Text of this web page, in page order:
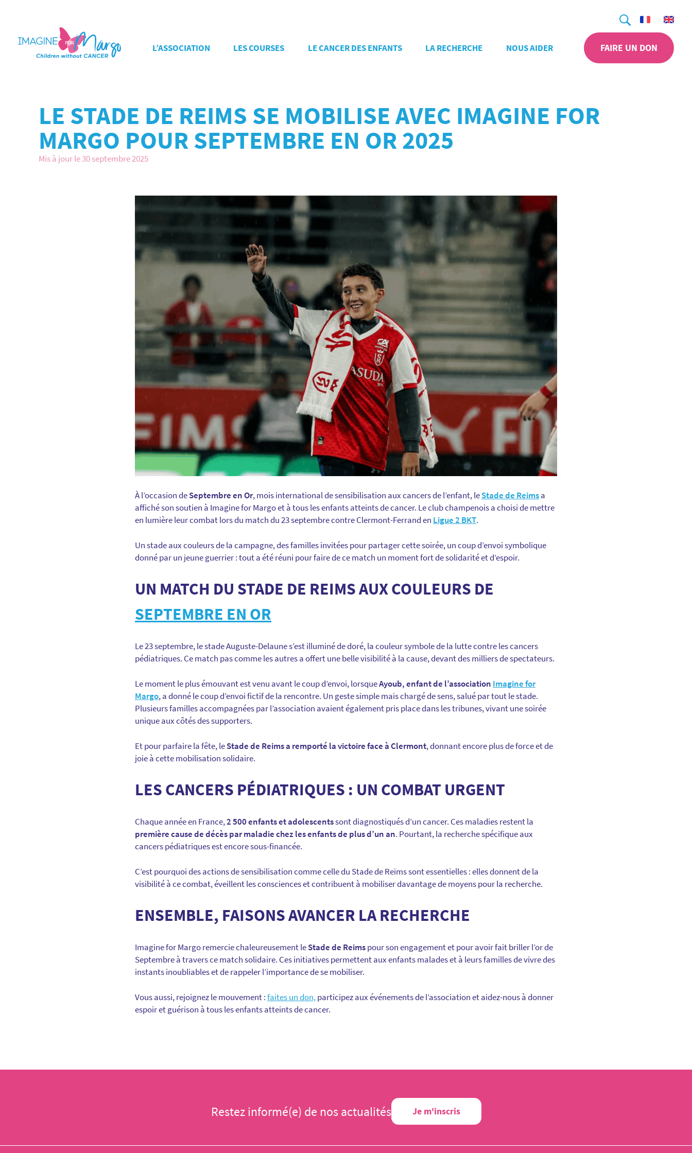
Recherche
L’ASSOCIATION LES COURSES LE CANCER DES ENFANTS LA RECHERCHE NOUS AIDER FAIRE UN DON
LE STADE DE REIMS SE MOBILISE AVEC IMAGINE FOR
MARGO POUR SEPTEMBRE EN OR 2025
Mis à jour le 30 septembre 2025
À l’occasion deSeptembre en Or, mois international de sensibilisation aux cancers de l’enfant, leStade de Reimsa
affiché son soutien à Imagine for Margo et à tous les enfants atteints de cancer. Le club champenois a choisi de mettre
en lumière leur combat lors du match du 23 septembre contre Clermont-Ferrand en Ligue 2 BKT.
Un stade aux couleurs de la campagne, des familles invitées pour partager cette soirée, un coup d’envoi symbolique
donné par un jeune guerrier : tout a été réuni pour faire de ce match un moment fort de solidarité et d’espoir.
UN MATCH DU STADE DE REIMS AUX COULEURS DE
SEPTEMBRE EN OR
Le 23 septembre, le stade Auguste-Delaune s’est illuminé de doré, la couleur symbole de la lutte contre les cancers
pédiatriques. Ce match pas comme les autres a offert une belle visibilité à la cause, devant des milliers de spectateurs.
Le moment le plus émouvant est venu avant le coup d’envoi, lorsqueAyoub, enfant de l’association Imagine for
Margo, a donné le coup d’envoi fictif de la rencontre. Un geste simple mais chargé de sens, salué par tout le stade.
Plusieurs familles accompagnées par l’association avaient également pris place dans les tribunes, vivant une soirée
unique aux côtés des supporters.
Et pour parfaire la fête, leStade de Reims a remporté la victoire face à Clermont, donnant encore plus de force et de
joie à cette mobilisation solidaire.
LES CANCERS PÉDIATRIQUES : UN COMBAT URGENT
Chaque année en France,2 500 enfants et adolescentssont diagnostiqués d’un cancer. Ces maladies restent la
première cause de décès par maladie chez les enfants de plus d’un an. Pourtant, la recherche spécifique aux
cancers pédiatriques est encore sous-financée.
C’est pourquoi des actions de sensibilisation comme celle du Stade de Reims sont essentielles : elles donnent de la
visibilité à ce combat, éveillent les consciences et contribuent à mobiliser davantage de moyens pour la recherche.
ENSEMBLE, FAISONS AVANCER LA RECHERCHE
Imagine for Margo remercie chaleureusement leStade de Reimspour son engagement et pour avoir fait briller l’or de
Septembre à travers ce match solidaire. Ces initiatives permettent aux enfants malades et à leurs familles de vivre des
instants inoubliables et de rappeler l’importance de se mobiliser.
Vous aussi, rejoignez le mouvement :faites un don,participez aux événements de l’association et aidez-nous à donner
espoir et guérison à tous les enfants atteints de cancer.
Restez informé(e) de nos actualités Je m'inscris